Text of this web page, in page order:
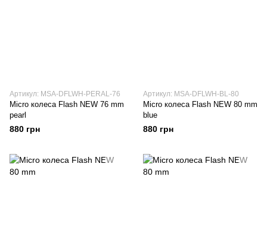
Артикул: MSA-DFLWH-PERAL-76
Micro колеса Flash NEW 76 mm
pearl
880 грн
Артикул: MSA-DFLWH-BL-80
Micro колеса Flash NEW 80 mm
blue
880 грн